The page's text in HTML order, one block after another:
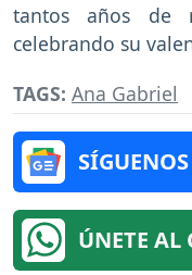
tantos años de
celebrando su
TAGS: Ana Gabriel
ÚNETE AL